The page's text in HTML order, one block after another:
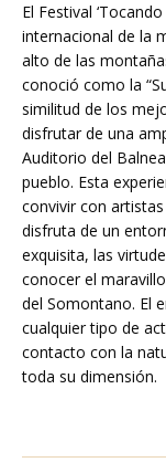
El Festival
internacional de la
alto de las
conoció como la
similitud de los
disfrutar de una
Auditorio del
pueblo. Esta
convivir con
disfruta de un
exquisita, las
conocer el
del Somontano. El
cualquier tipo de
contacto con la
toda su dimensión.